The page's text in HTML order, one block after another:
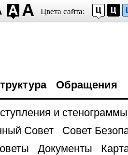
Цвета сайта:
Обращения
и стенограммы
Совет
Совет
Документы